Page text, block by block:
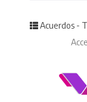
Posted in
Acuerdos -